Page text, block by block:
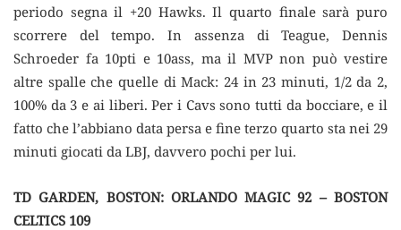
periodo segna il +20 Hawks. Il quarto finale sarà puro
scorrere del tempo. In assenza di Teague, Dennis
Schroeder fa 10pti e 10ass, ma il MVP non può vestire
altre spalle che quelle di Mack: 24 in 23 minuti, 1/2 da 2,
100% da 3 e ai liberi. Per i Cavs sono tutti da bocciare, e il
fatto che l’abbiano data persa e fine terzo quarto sta nei 29
minuti giocati da LBJ, davvero pochi per lui.
TD GARDEN, BOSTON: ORLANDO MAGIC 92 – BOSTON
CELTICS 109